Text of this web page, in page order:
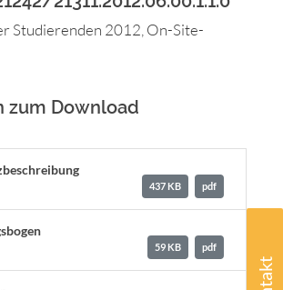
Studierenden 2012, On-Site-
zum Download
437 KB pdf
59 KB pdf